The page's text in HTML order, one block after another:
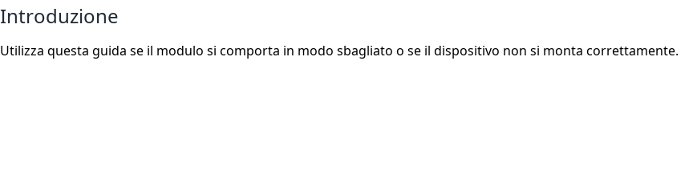
Introduzione
Utilizza questa guida se il modulo si comporta in modo sbagliato o se il dispositivo non si monta correttamente.